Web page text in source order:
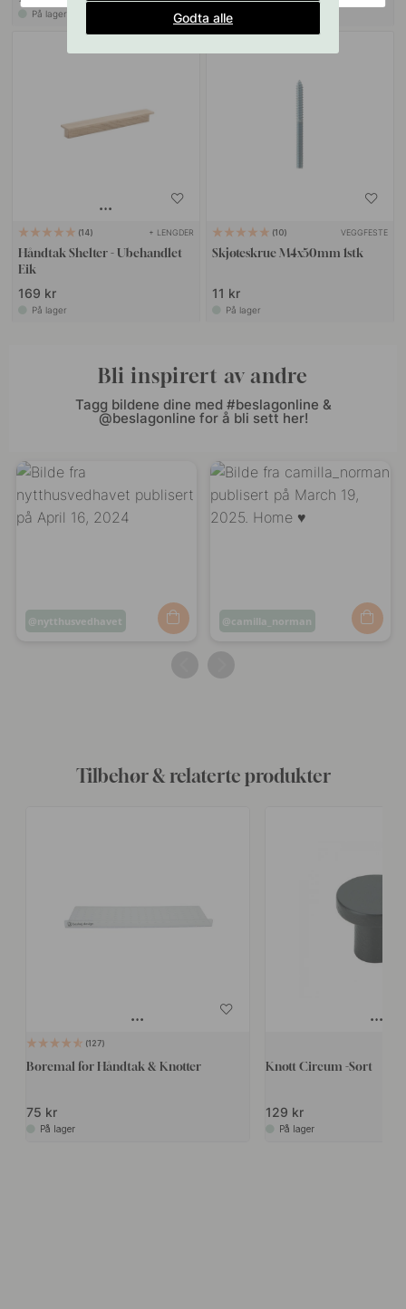
På lager På lager
14 + LENGDER
Håndtak Shelter - Ubehandlet
Eik
169 kr
På lager
10 VEGGFESTE
Skjøteskrue M4x50mm 1stk
11 kr
På lager
Bli inspirert av andre
Tagg bildene dine med #beslagonline &
@beslagonline for å bli sett her!
Innlegg
nytthusvedhavet
Innlegg
camilla_norman
Tilbehør & relaterte produkter
127
Boremal for Håndtak & Knotter
75 kr
På lager
Knott Circum -Sort
129 kr
På lager
Godta alle